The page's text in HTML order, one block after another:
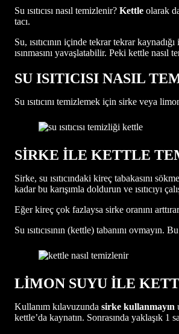
Su ısıtıcısı nasıl temizlenir? Kettle olarak
tacı.
Su, ısıtıcının içinde tekrar tekrar
ısınmasını yavaşlatabilir. Peki kettle nasıl
SU ISITICISI NASIL
Su ısıtıcını temizlemek için sirke veya
SİRKE İLE KETTLE
Sirke, su ısıtıcındaki kireç tabakasını
kadar bu karışımla doldurun ve ısıtıcıyı
Eğer kireç çok fazlaysa sirke oranını
Su ısıtıcısının (kettle) tabanını ovmayın.
LİMON SUYU İLE
Kullanım kılavuzunda sirke kullanmayın
kettle’da kaynatın. Sonrasında yaklaşık 1